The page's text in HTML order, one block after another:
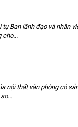
Ban lãnh đạo và
cho...
thất văn phòng có